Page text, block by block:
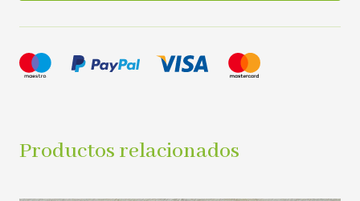
Productos relacionados